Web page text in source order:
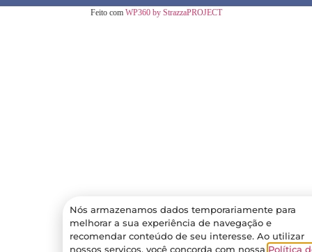
Feito com WP360 by StrazzaPROJECT
Nós armazenamos dados temporariamente para
melhorar a sua experiência de navegação e
recomendar conteúdo de seu interesse. Ao utilizar
nossos serviços, você concorda com nossa Política